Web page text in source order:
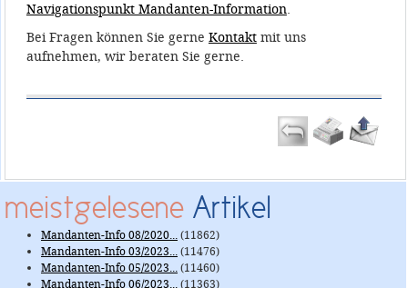
Navigationspunkt Mandanten-Information.
Bei Fragen können Sie gerne Kontaktmit uns
aufnehmen, wir beraten Sie gerne.
meistgelesene Artikel
Mandanten-Info 08/2020...(11862)
Mandanten-Info 03/2023...(11476)
Mandanten-Info 05/2023...(11460)
Mandanten-Info 06/2023...(11363)